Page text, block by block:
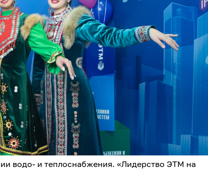
водо- и теплоснабжения. «Лидерство ЭТМ на